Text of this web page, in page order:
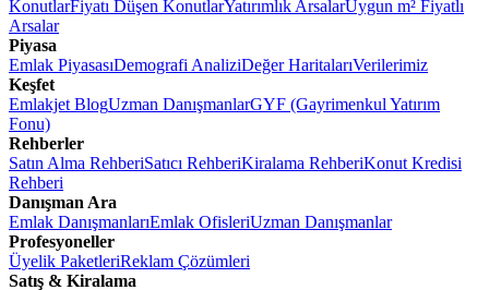
KonutlarFiyatı Düşen KonutlarYatırımlık ArsalarUygun m² Fiyatlı
Arsalar
Piyasa
Emlak PiyasasıDemografi AnaliziDeğer HaritalarıVerilerimiz
Keşfet
Emlakjet BlogUzman DanışmanlarGYF (Gayrimenkul Yatırım
Fonu)
Rehberler
Satın Alma RehberiSatıcı RehberiKiralama RehberiKonut Kredisi
Rehberi
Danışman Ara
Emlak DanışmanlarıEmlak OfisleriUzman Danışmanlar
Profesyoneller
Üyelik PaketleriReklam Çözümleri
Satış & Kiralama